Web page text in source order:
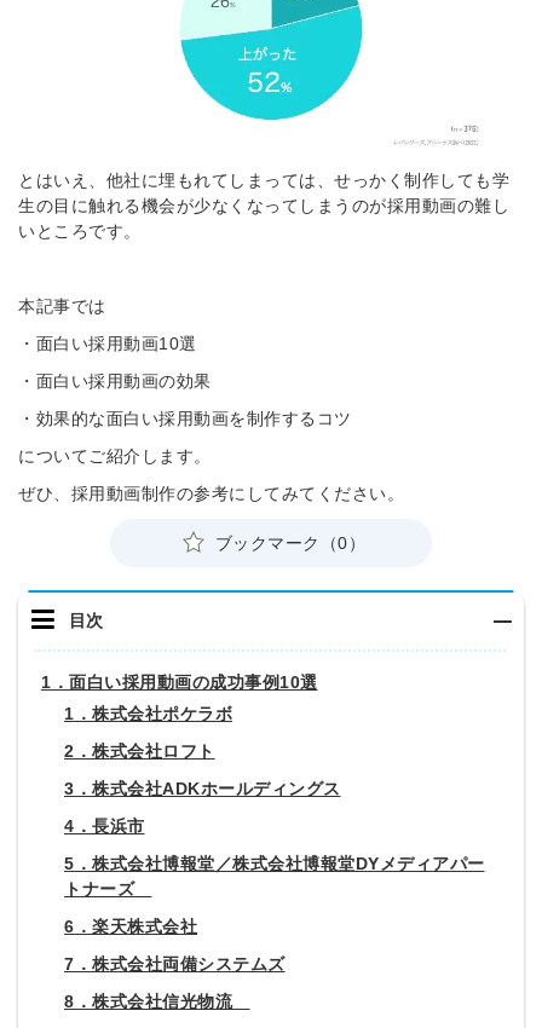
とはいえ、他社に埋もれてしまっては、せっかく制作しても学
生の目に触れる機会が少なくなってしまうのが採用動画の難し
いところです。
本記事では
・面白い採用動画10選
・面白い採用動画の効果
・効果的な面白い採用動画を制作するコツ
についてご紹介します。
ぜひ、採用動画制作の参考にしてみてください。
ブックマーク（0）
目次
1．面白い採用動画の成功事例10選
1．株式会社ポケラボ
2．株式会社ロフト
3．株式会社ADKホールディングス
4．長浜市
5．株式会社博報堂／株式会社博報堂DYメディアパー
トナーズ
6．楽天株式会社
7．株式会社両備システムズ
8．株式会社信光物流